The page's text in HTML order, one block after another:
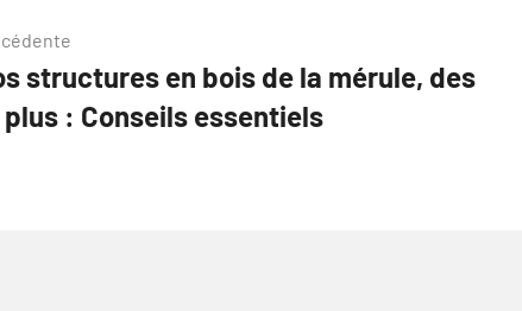
structures en bois de la mérule, des
: Conseils essentiels